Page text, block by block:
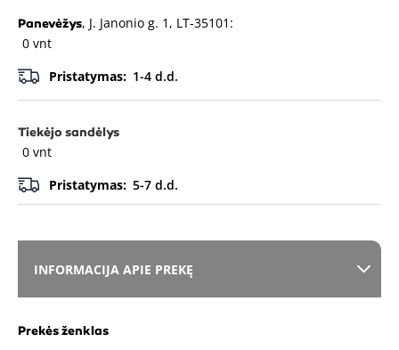
Panevėžys, J. Janonio g. 1, LT-35101:
0 vnt
Pristatymas: 1-4 d.d.
Tiekėjo sandėlys
0 vnt
Pristatymas: 5-7 d.d.
INFORMACIJA APIE PREKĘ
Prekės ženklas